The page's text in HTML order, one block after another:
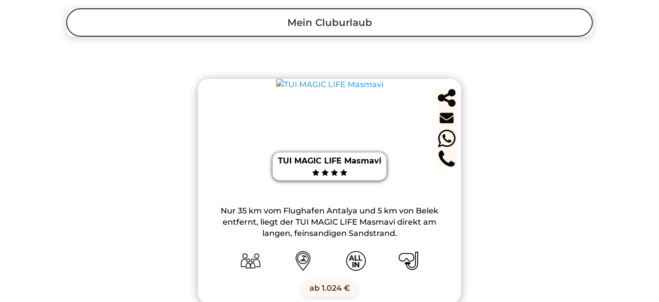
Mein Cluburlaub
TUI MAGIC LIFE Masmavi
Nur 35 km vom Flughafen Antalya und 5 km von Belek
entfernt, liegt der TUI MAGIC LIFE Masmavi direkt am
langen, feinsandigen Sandstrand.
ab 1.024 €